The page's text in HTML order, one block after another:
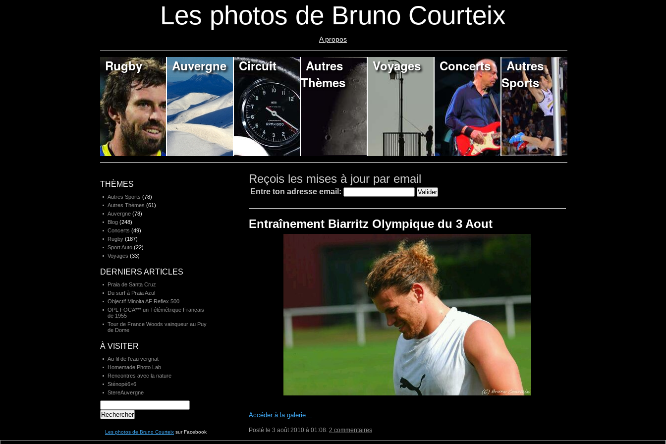
Les photos de Bruno Courteix
A propos
Rugby Auvergne Circuit
Autres
Thèmes
Voyages Concerts
Autres
Sports
Reçois les mises à jour par email
Entre ton adresse email:
Entraînement Biarritz Olympique du 3 Aout
Accéder à la galerie…
Posté le 3 août 2010 à 01:08. 2 commentaires
THÈMES
Autres Sports (78)
Autres Thèmes (61)
Auvergne (78)
Blog (248)
Concerts (49)
Rugby (187)
Sport Auto (22)
Voyages (33)
DERNIERS ARTICLES
Praia de Santa Cruz
Du surf à Praia Azul
Objectif Minolta AF Reflex 500
OPL FOCA*** un Télémétrique Français
de 1955
Tour de France Woods vainqueur au Puy
de Dome
À VISITER
Au fil de l'eau vergnat
Homemade Photo Lab
Rencontres avec la nature
Sténopé6×6
StereAuvergne
Les photos de Bruno Courteix sur Facebook